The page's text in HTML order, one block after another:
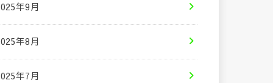
年9月
年8月
年7月